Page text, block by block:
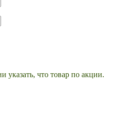
указать, что товар по акции.